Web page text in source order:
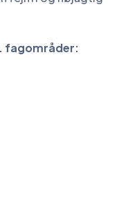
fagområder: